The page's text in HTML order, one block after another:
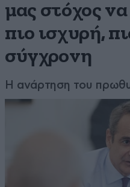
μας στόχος
πιο ισχυρή,
σύγχρονη
Η ανάρτηση του